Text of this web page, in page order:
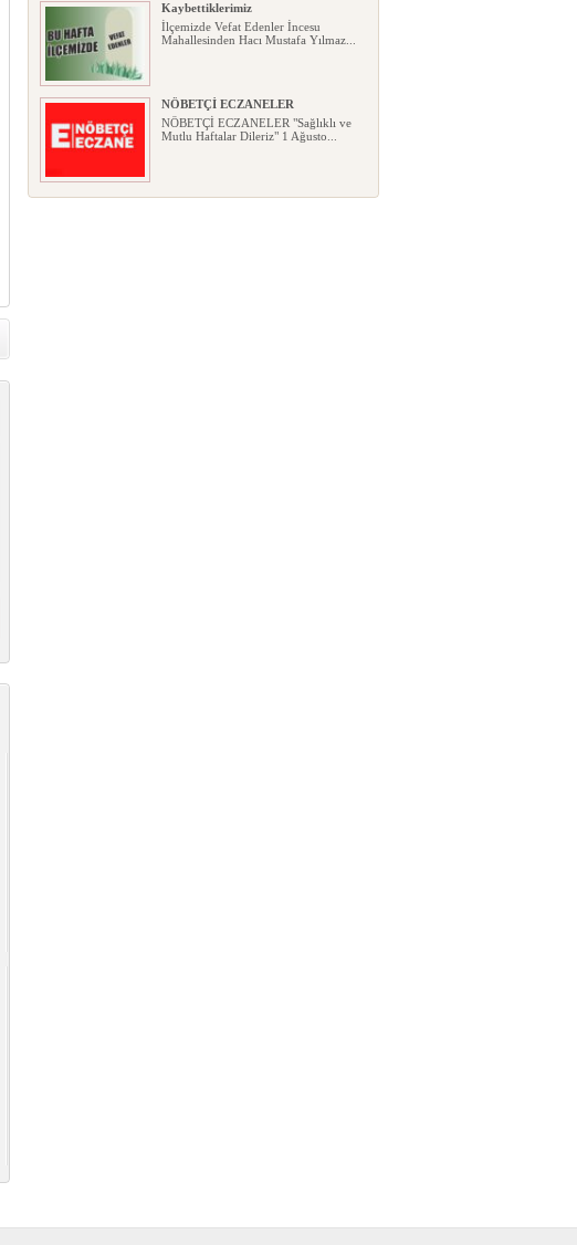
Kaybettiklerimiz
İlçemizde Vefat Edenler İncesu
Mahallesinden Hacı Mustafa Yılmaz...
NÖBETÇİ ECZANELER
NÖBETÇİ ECZANELER "Sağlıklı ve
Mutlu Haftalar Dileriz" 1 Ağusto...
Okullarda yeni dönem: Yönetmelik